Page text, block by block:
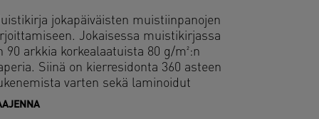
jokapäiväisten muistiinpanojen
Jokaisessa muistikirjassa
90 arkkia korkealaatuista 80 g/m²:n
Siinä on kierresidonta 360 asteen
varten sekä laminoidut